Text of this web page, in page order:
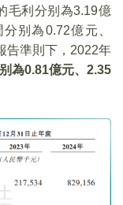
毛利分别為3.19億
别為0.72億元、
告準則下，2022年
為0.81億元、2.35